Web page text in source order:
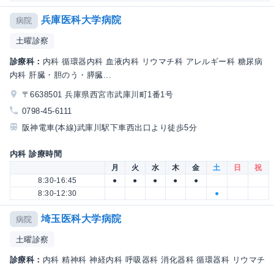
病院 兵庫医科大学病院
土曜診察
診療科： 内科 循環器内科 血液内科 リウマチ科 アレルギー科 糖尿病
内科 肝臓・胆のう・膵臓...
〒6638501 兵庫県西宮市武庫川町1番1号
0798-45-6111
阪神電車(本線)武庫川駅下車西出口より徒歩5分
内科 診療時間
月 火 水 木 金 土 日
祝
8:30-16:45
● ● ● ●
●
8:30-12:30
●
病院 埼玉医科大学病院
土曜診察
診療科： 内科 精神科 神経内科 呼吸器科 消化器科 循環器科 リウマチ